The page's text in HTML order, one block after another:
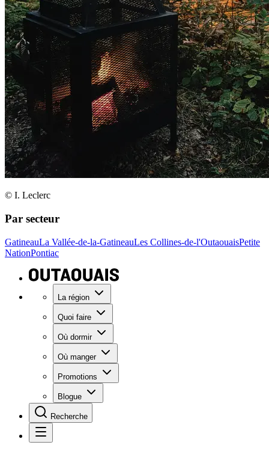
© I. Leclerc
Par secteur
GatineauLa Vallée-de-la-GatineauLes Collines-de-l'OutaouaisPetite
NationPontiac
La région
Quoi faire
Où dormir
Où manger
Promotions
Blogue
Recherche